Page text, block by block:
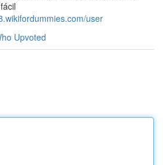
user
Upvoted